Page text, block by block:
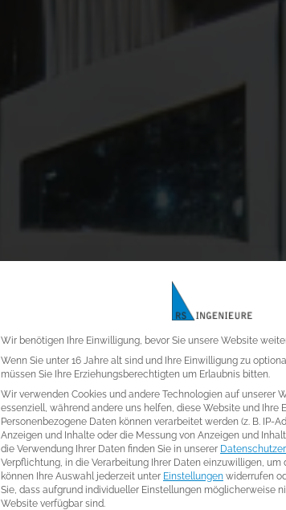
Wir benötigen Ihre Einwilligung, bevor Sie unsere Website
Wenn Sie unter 16 Jahre alt sind und Ihre Einwilligung zu
müssen Sie Ihre Erziehungsberechtigten um Erlaubnis bitten.
Wir verwenden Cookies und andere Technologien auf unserer
essenziell, während andere uns helfen, diese Website und Ihre
Personenbezogene Daten können verarbeitet werden (z. B. IP-
Anzeigen und Inhalte oder die Messung von Anzeigen und
die Verwendung Ihrer Daten finden Sie in unserer
Verpflichtung, in die Verarbeitung Ihrer Daten einzuwilligen, um
können Ihre Auswahl jederzeit unter Einstellungen widerrufen
Sie, dass aufgrund individueller Einstellungen möglicherweise
Website verfügbar sind.